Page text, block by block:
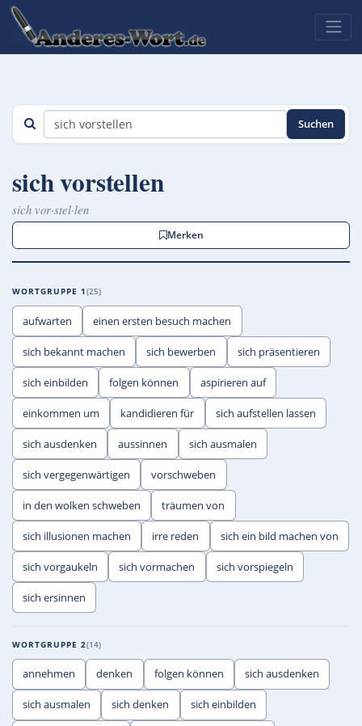
Suchen
sich vorstellen
sich vor·stel·len
Merken
WORTGRUPPE 1 25
aufwarten einen ersten besuch machen
sich bekannt machen sich bewerben sich präsentieren
sich einbilden folgen können aspirieren auf
einkommen um kandidieren für sich aufstellen lassen
sich ausdenken aussinnen sich ausmalen
sich vergegenwärtigen vorschweben
in den wolken schweben träumen von
sich illusionen machen irre reden sich ein bild machen von
sich vorgaukeln sich vormachen sich vorspiegeln
sich ersinnen
WORTGRUPPE 2 14
annehmen denken folgen können sich ausdenken
sich ausmalen sich denken sich einbilden